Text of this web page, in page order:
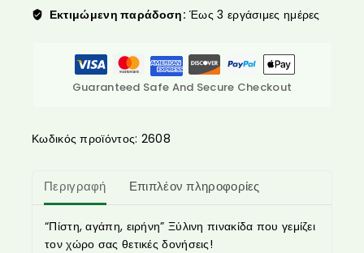
Εκτιμώμενη παράδοση: Έως 3 εργάσιμες ημέρες
Guaranteed Safe And Secure Checkout
Κωδικός προϊόντος: 2608
Περιγραφή Επιπλέον πληροφορίες
“Πίστη, αγάπη, ειρήνη” Ξύλινη πινακίδα που γεμίζει
τον χώρο σας θετικές δονήσεις!